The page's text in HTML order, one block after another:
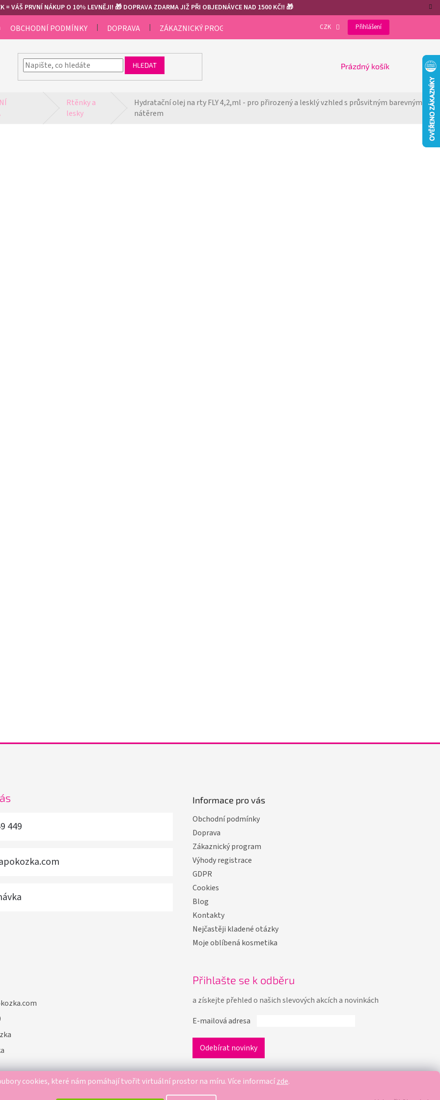
cookies, které nám pomáhají tvořit virtuální prostor na míru.Více informacízde.
= VÁŠ PRVNÍ NÁKUP O 10% LEVNĚJI! 🎁 DOPRAVA ZDARMA JIŽ PŘI OBJEDNÁVCE NAD 1500 KČ!! 🎁
OBCHODNÍ PODMÍNKY DOPRAVA ZÁKAZNICKÝ PROGRAM VÝHODY REGISTRACE GDPR
CZK Přihlášení
HLEDAT
NÁKUPNÍ
Prázdný košík
Rtěnky a
lesky
Hydratační olej na rty FLY 4,2,ml - pro přirozený a lesklý vzhled s průsvitným barevným
nátěrem
449
Informace pro vás
Obchodní podmínky
Doprava
Zákaznický program
Výhody registrace
GDPR
Cookies
Blog
Kontakty
Nejčastěji kladené otázky
Moje oblíbená kosmetika
Přihlašte se k odběru
a získejte přehled o našich slevových akcích a novinkách
E-mailová adresa